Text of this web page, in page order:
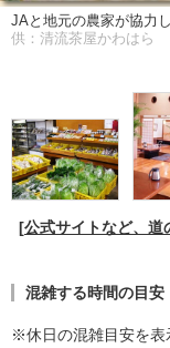
JAと地元の農家が協力
供：清流茶屋かわはら
[公式サイトなど、道
混雑する時間の目安
※休日の混雑目安を表